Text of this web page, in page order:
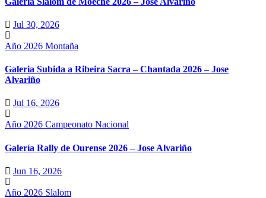
Jul 30, 2026
Año 2026 Montaña
Galeria Subida a Ribeira Sacra – Chantada 2026 – Jose
Alvariño
Jul 16, 2026
Año 2026 Campeonato Nacional
Galería Rally de Ourense 2026 – Jose Alvariño
Jun 16, 2026
Año 2026 Slalom